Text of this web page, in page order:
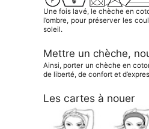
Une fois lavé, le chèche en
l’ombre, pour préserver les
soleil.
Mettre un chèche,
Ainsi, porter un chèche en
de liberté, de confort et
Les cartes à nouer